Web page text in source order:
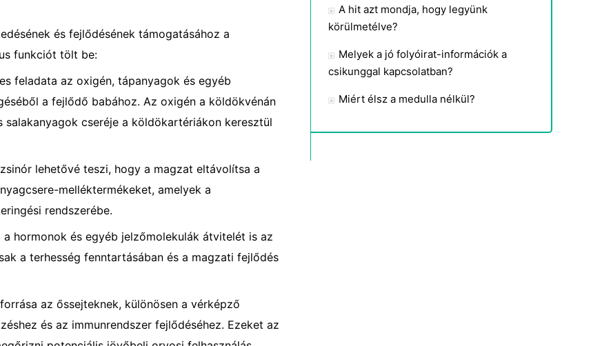
és fejlődésének támogatásához a
funkciót tölt be:
feladata az oxigén, tápanyagok és egyéb
a fejlődő babához. Az oxigén a köldökvénán
cseréje a köldökartériákon keresztül
lehetővé teszi, hogy a magzat eltávolítsa a
melléktermékeket, amelyek a
rendszerébe.
hormonok és egyéb jelzőmolekulák átvitelét is az
a terhesség fenntartásában és a magzati fejlődés
az őssejteknek, különösen a vérképző
és az immunrendszer fejlődéséhez. Ezeket az
A hit azt mondja, hogy legyünk
körülmetélve?
Melyek a jó folyóirat-információk a
csikunggal kapcsolatban?
Miért élsz a medulla nélkül?